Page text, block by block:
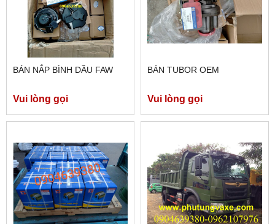
BÁN NẮP BÌNH DẦU FAW
Vui lòng gọi
BÁN TUBOR OEM
Vui lòng gọi